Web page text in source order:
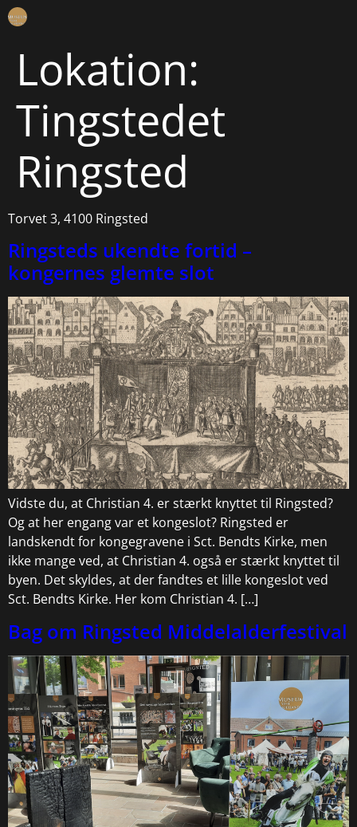
Lokation:
Tingstedet
Ringsted
Torvet 3, 4100 Ringsted
Ringsteds ukendte fortid –
kongernes glemte slot
Vidste du, at Christian 4. er stærkt knyttet til Ringsted?
Og at her engang var et kongeslot? Ringsted er
landskendt for kongegravene i Sct. Bendts Kirke, men
ikke mange ved, at Christian 4. også er stærkt knyttet til
byen. Det skyldes, at der fandtes et lille kongeslot ved
Sct. Bendts Kirke. Her kom Christian 4. […]
Bag om Ringsted Middelalderfestival